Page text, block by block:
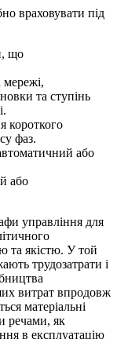
враховувати під
що
мережі,
та ступінь
короткого
фаз.
або
або
управління для
та якістю. У той
трудозатрати і
витрат впродовж
матеріальні
речами, як
в експлуатацію